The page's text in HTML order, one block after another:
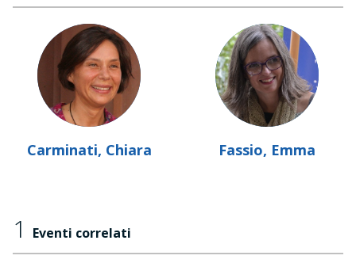
Carminati, Chiara Fassio, Emma
1 Eventi correlati